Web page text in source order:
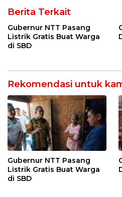
Berita Terkait
Gubernur NTT Pasang
Listrik Gratis Buat Warga
di SBD
Rekomendasi untuk
Gubernur NTT Pasang
Listrik Gratis Buat Warga
di SBD